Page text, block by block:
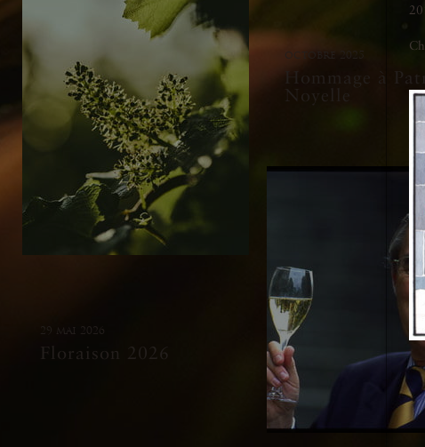
29 mai 2026
Floraison 2026
octobre 2025
Hommage à
Noyelle